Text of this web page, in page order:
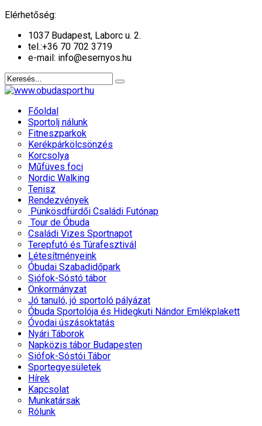
Elérhetőség:
1037 Budapest, Laborc u. 2.
tel.:+36 70 702 3719
e-mail: info@esernyos.hu
Főoldal
Sportolj nálunk
Fitneszparkok
Kerékpárkölcsönzés
Korcsolya
Műfüves foci
Nordic Walking
Tenisz
Rendezvények
Pünkösdfürdői Családi Futónap
Tour de Óbuda
Családi Vizes Sportnapot
Terepfutó és Túrafesztivál
Létesítményeink
Óbudai Szabadidőpark
Siófok-Sóstó tábor
Önkormányzat
Jó tanuló, jó sportoló pályázat
Óbuda Sportolója és Hidegkuti Nándor Emlékplakett
Óvodai úszásoktatás
Nyári Táborok
Napközis tábor Budapesten
Siófok-Sóstói Tábor
Sportegyesületek
Hírek
Kapcsolat
Munkatársak
Rólunk
év
hónap
év
hónap